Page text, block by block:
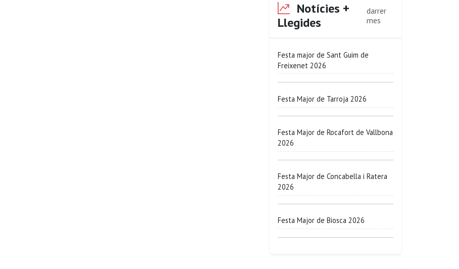
Notícies +
Llegides
darrer
mes
Festa major de Sant Guim de
Freixenet 2026
Festa Major de Tarroja 2026
Festa Major de Rocafort de Vallbona
2026
Festa Major de Concabella i Ratera
2026
Festa Major de Biosca 2026